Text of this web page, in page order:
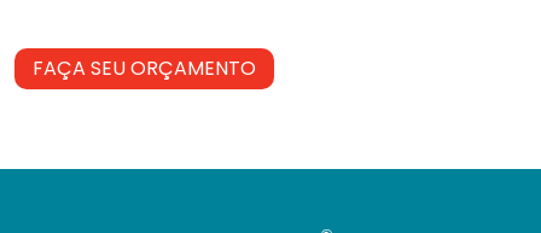
FAÇA SEU ORÇAMENTO